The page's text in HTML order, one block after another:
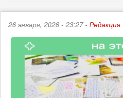
26 января, 2026 - 23:27 - Редакция